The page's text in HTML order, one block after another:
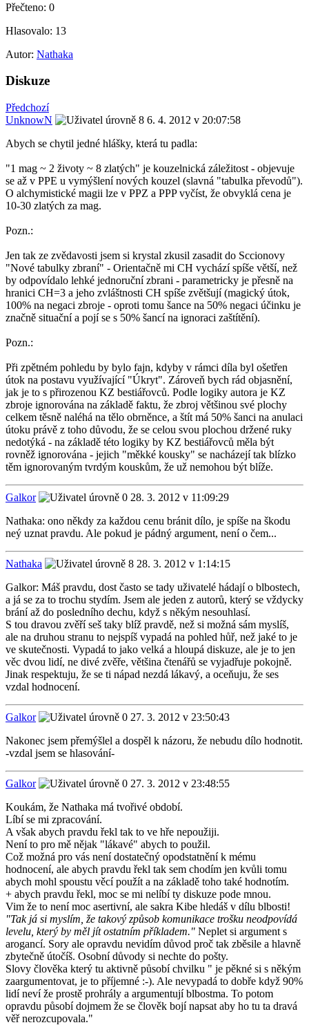
Přečteno: 0
Hlasovalo: 13
Autor: Nathaka
Diskuze
Předchozí
UnknowN
6. 4. 2012 v 20:07:58
Abych se chytil jedné hlášky, která tu padla:
"1 mag ~ 2 životy ~ 8 zlatých" je kouzelnická záležitost - objevuje
se až v PPE u vymýšlení nových kouzel (slavná "tabulka převodů").
O alchymistické magii lze v PPZ a PPP vyčíst, že obvyklá cena je
10-30 zlatých za mag.
Pozn.:
Jen tak ze zvědavosti jsem si krystal zkusil zasadit do Sccionovy
"Nové tabulky zbraní" - Orientačně mi CH vychází spíše větší, než
by odpovídalo lehké jednoruční zbrani - parametricky je přesně na
hranici CH=3 a jeho zvláštnosti CH spíše zvětšují (magický útok,
100% na negaci zbroje - oproti tomu šance na 50% negaci účinku je
značně situační a pojí se s 50% šancí na ignoraci zaštítění).
Pozn.:
Při zpětném pohledu by bylo fajn, kdyby v rámci díla byl ošetřen
útok na postavu využívající "Úkryt". Zároveň bych rád objasnění,
jak je to s přirozenou KZ bestiářovců. Podle logiky autora je KZ
zbroje ignorována na základě faktu, že zbroj většinou své plochy
celkem těsně naléhá na tělo obrněnce, a štít má 50% šanci na anulaci
útoku právě z toho důvodu, že se celou svou plochou držené ruky
nedotýká - na základě této logiky by KZ bestiářovců měla být
rovněž ignorována - jejich "měkké kousky" se nacházejí tak blízko
těm ignorovaným tvrdým kouskům, že už nemohou být blíže.
Galkor
28. 3. 2012 v 11:09:29
Nathaka: ono někdy za každou cenu bránit dílo, je spíše na škodu
neý uznat pravdu. Ale pokud je pádný argument, není o čem...
Nathaka
28. 3. 2012 v 1:14:15
Galkor: Máš pravdu, dost často se tady uživatelé hádají o blbostech,
a já se za to trochu stydím. Jsem ale jeden z autorů, který se vždycky
brání až do posledního dechu, když s někým nesouhlasí.
S tou dravou zvěří seš taky blíž pravdě, než si možná sám myslíš,
ale na druhou stranu to nejspíš vypadá na pohled hůř, než jaké to je
ve skutečnosti. Vypadá to jako velká a hloupá diskuze, ale je to jen
věc dvou lidí, ne divé zvěře, většina čtenářů se vyjadřuje pokojně.
Jinak respektuju, že se ti nápad nezdá lákavý, a oceňuju, že ses
vzdal hodnocení.
Galkor
27. 3. 2012 v 23:50:43
Nakonec jsem přemýšlel a dospěl k názoru, že nebudu dílo hodnotit.
-vzdal jsem se hlasování-
Galkor
27. 3. 2012 v 23:48:55
Koukám, že Nathaka má tvořivé období.
Líbí se mi zpracování.
A však abych pravdu řekl tak to ve hře nepoužiji.
Není to pro mě nějak "lákavé" abych to použil.
Což možná pro vás není dostatečný opodstatnění k mému
hodnocení, ale abych pravdu řekl tak sem chodím jen kvůli tomu
abych mohl spoustu věcí použít a na základě toho také hodnotím.
+ abych pravdu řekl, moc se mi nelíbí ty diskuze pode mnou.
Vim že to není moc asertivní, ale sakra Kibe hledáš v dílu blbosti!
"Tak já si myslím, že takový způsob komunikace trošku neodpovídá
levelu, který by měl jít ostatním příkladem." Neplet si argument s
arogancí. Sory ale opravdu nevidím důvod proč tak zběsile a hlavně
zbytečně útočíš. Osobní důvody si nechte do pošty.
Slovy člověka který tu aktivně působí chvilku " je pěkné si s někým
zaargumentovat, je to příjemné :-). Ale nevypadá to dobře když 90%
lidí neví že prostě prohrály a argumentují blbostma. To potom
opravdu působí dojmem že se člověk bojí napsat aby ho tu ta dravá
věř nerozcupovala."